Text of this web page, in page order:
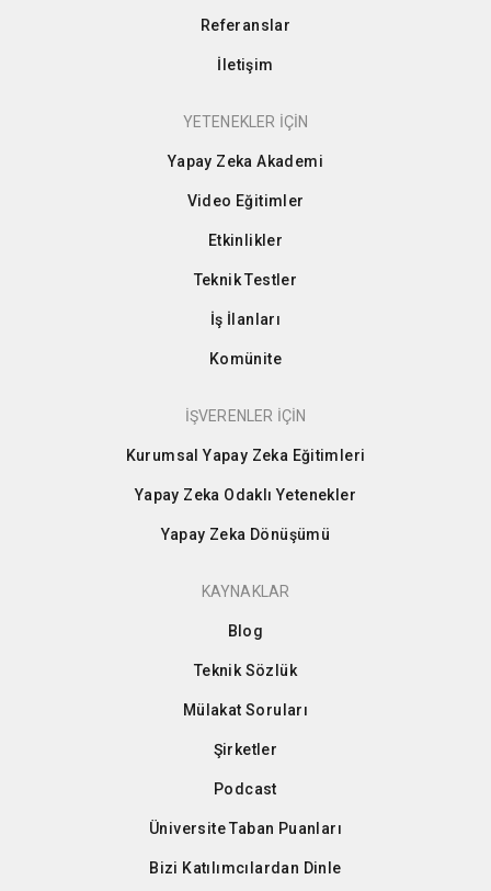
Referanslar
İletişim
YETENEKLER İÇİN
Yapay Zeka Akademi
Video Eğitimler
Etkinlikler
Teknik Testler
İş İlanları
Komünite
İŞVERENLER İÇİN
Kurumsal Yapay Zeka Eğitimleri
Yapay Zeka Odaklı Yetenekler
Yapay Zeka Dönüşümü
KAYNAKLAR
Blog
Teknik Sözlük
Mülakat Soruları
Şirketler
Podcast
Üniversite Taban Puanları
Bizi Katılımcılardan Dinle